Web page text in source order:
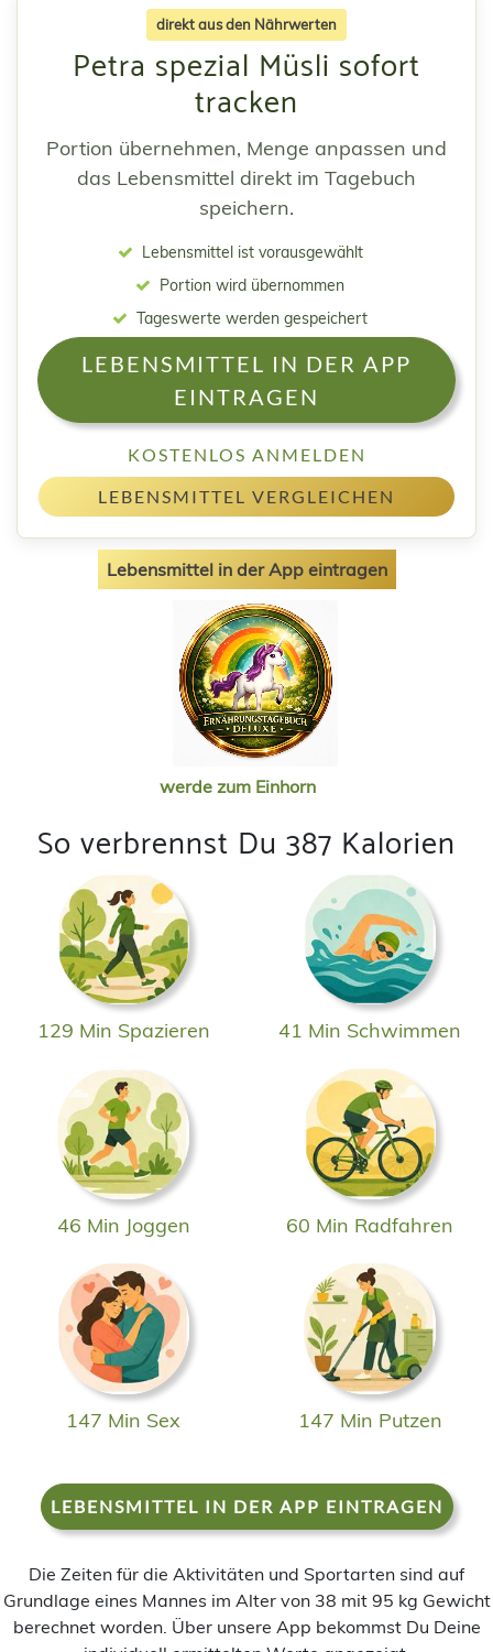
direkt aus den Nährwerten
Petra spezial Müsli sofort
tracken
Portion übernehmen, Menge anpassen und
das Lebensmittel direkt im Tagebuch
speichern.
Lebensmittel ist vorausgewählt
Portion wird übernommen
Tageswerte werden gespeichert
LEBENSMITTEL IN DER APP
EINTRAGEN
KOSTENLOS ANMELDEN
LEBENSMITTEL VERGLEICHEN
Lebensmittel in der App eintragen
werde zum Einhorn
So verbrennst Du 387 Kalorien
129 Min Spazieren 41 Min Schwimmen
46 Min Joggen 60 Min Radfahren
147 Min Sex 147 Min Putzen
LEBENSMITTEL IN DER APP EINTRAGEN
Die Zeiten für die Aktivitäten und Sportarten sind auf
Grundlage eines Mannes im Alter von 38 mit 95 kg Gewicht
berechnet worden. Über unsere App bekommst Du Deine